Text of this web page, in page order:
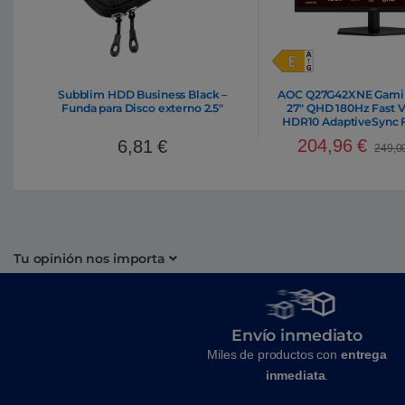
Subblim HDD Business Black –
Funda para Disco externo 2.5″
6,81€
AOC Q27G42XNE
27″ QHD 180Hz Fast
HDR10 AdaptiveSync
DisplayPort
204,96€
Tu opinión nos importa
Envío inmediato
Miles de productos con entrega
inmediata.